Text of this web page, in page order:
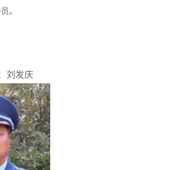
。
刘发庆